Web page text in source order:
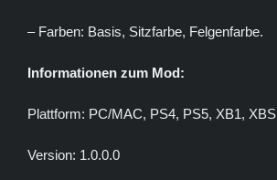
– Farben: Basis, Sitzfarbe, Felgenfarbe.
Informationen zum Mod:
Plattform: PC/MAC, PS4, PS5, XB1, XBS
Version: 1.0.0.0